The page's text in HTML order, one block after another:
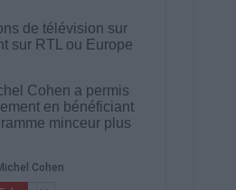
de télévision sur
sur RTL ou Europe
Cohen a permis
en bénéficiant
minceur plus